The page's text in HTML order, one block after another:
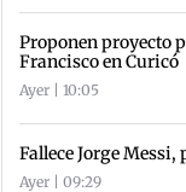
Proponen proyecto
Francisco en Curicó
Ayer | 10:05
Fallece Jorge Messi,
Ayer | 09:29